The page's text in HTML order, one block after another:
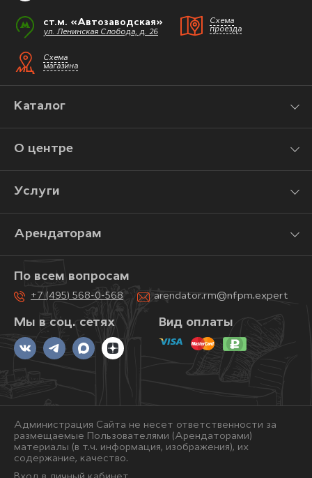
ст.м. «Автозаводская»
ул. Ленинская Слобода, д. 26
Схема
проезда
Схема
магазина
Каталог
О центре
Услуги
Арендаторам
Мы в соц. сетях
По всем вопросам
+7 (495) 568-0-568 arendator.rm@nfpm.expert
Вид оплаты
Администрация Сайта не несет ответственности за
размещаемые Пользователями (Арендаторами)
материалы (в т.ч. информация, изображения), их
содержание, качество.